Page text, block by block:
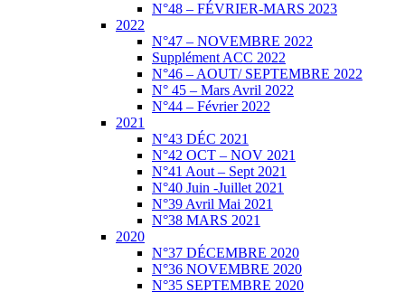
N°48 – FÉVRIER-MARS 2023
2022
N°47 – NOVEMBRE 2022
Supplément ACC 2022
N°46 – AOUT/ SEPTEMBRE 2022
N° 45 – Mars Avril 2022
N°44 – Février 2022
2021
N°43 DÉC 2021
N°42 OCT – NOV 2021
N°41 Aout – Sept 2021
N°40 Juin -Juillet 2021
N°39 Avril Mai 2021
N°38 MARS 2021
2020
N°37 DÉCEMBRE 2020
N°36 NOVEMBRE 2020
N°35 SEPTEMBRE 2020